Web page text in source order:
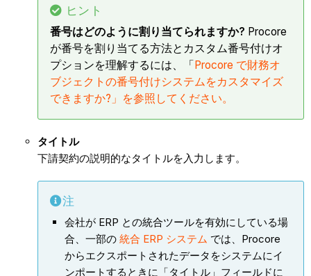
ヒント
番号はどのように割り当てられますか? Procore
が番号を割り当てる方法とカスタム番号付けオ
プションを理解するには、「Procore で財務オ
ブジェクトの番号付けシステムをカスタマイズ
できますか?」を参照してください。
タイトル
下請契約の説明的なタイトルを入力します。
注
会社が ERP との統合ツールを有効にしている場
合、一部の 統合 ERP システム では、Procore
からエクスポートされたデータをシステムにイ
ンポートするときに「タイトル」フィールドに